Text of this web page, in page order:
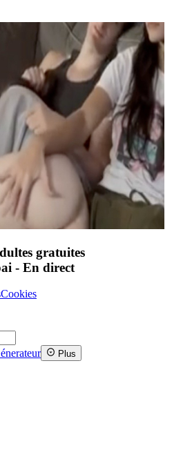
gratuites
- En direct
Cookies
Plus